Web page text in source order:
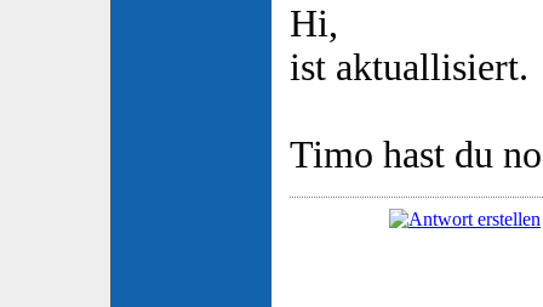
Hi,
ist aktuallisiert.
Timo hast du